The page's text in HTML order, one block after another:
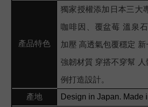
產品特色
獨家授權添加日本三大
咖啡因、覆盆莓 溫泉
加壓 高透氣包覆穩定
強韌材質 穿搭不穿幫
例打造設計。
產地
Design in Japan. Made